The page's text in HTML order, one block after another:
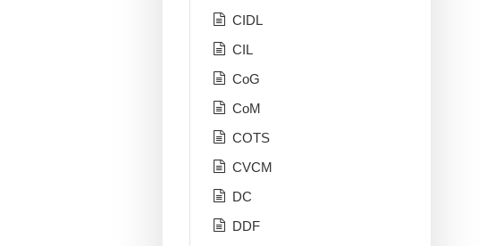
CIDL
CIL
CoG
CoM
COTS
CVCM
DC
DDF